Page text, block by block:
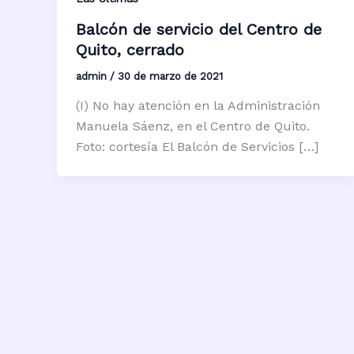
Balcón de servicio del Centro de
Quito, cerrado
admin / 30 de marzo de 2021
(I) No hay atención en la Administración
Manuela Sáenz, en el Centro de Quito.
Foto: cortesía El Balcón de Servicios […]